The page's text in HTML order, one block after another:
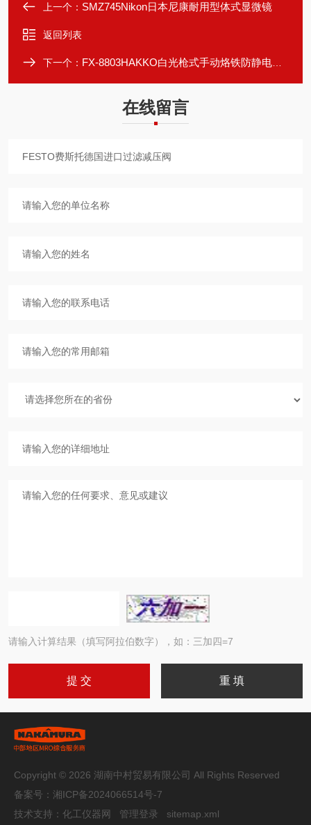
上一个： SMZ745Nikon日本尼康耐用型体式显微镜
返回列表
下一个： FX-8803HAKKO白光枪式手动烙铁防静电适配性强
在线留言
请输入计算结果（填写阿拉伯数字），如：三加四=7
Copyright © 2026 湖南中村贸易有限公司 All Rights Reserved
备案号： 湘ICP备2024066514号-7
技术支持： 化工仪器网 管理登录 sitemap.xml